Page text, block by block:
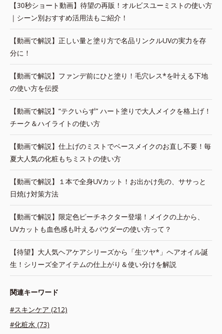
【30秒ショート動画】待望の再販！オルビスユーミストの使い方
｜シーン別おすすめ活用法もご紹介！
【動画で解説】正しい量と塗り方で名品リンクルUVの実力を存
分に！
【動画で解説】ファンデ前にひと塗り！毛穴レス*を叶える下地
の使い方を伝授
【動画で解説】“テクいらず” ハート塗りで大人メイクを格上げ！
チーク＆ハイライトの使い方
【動画で解説】仕上げのミストでベースメイクのお直し不要！毎
夏大人気の化粧もちミストの使い方
【動画で解説】１本で全身UVカット！お出かけ先の、ササっと
日焼け対策方法
【動画で解説】限定色ピーチネクター登場！メイクの上から、
UVカットも血色感も叶えるパウダーの使い方って？
【待望】大人気ヘアケアシリーズから「生ツヤ*」ヘアオイル誕
生！シリーズ全アイテムの仕上がり＆使い分けを解説
関連キーワード
#スキンケア (212)
#化粧水 (73)